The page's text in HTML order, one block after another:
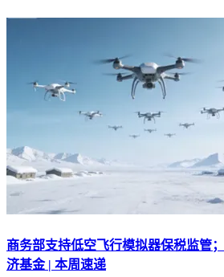
商务部支持低空飞行模拟器保税监管
济基金 | 本周速递